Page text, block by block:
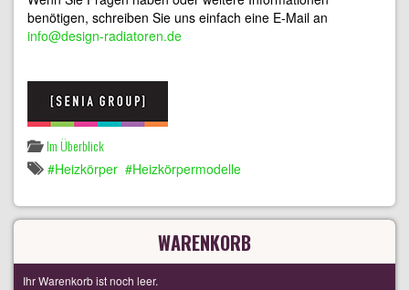
benötigen, schreiben Sie uns einfach eine E-Mail an
info@design-radiatoren.de
Im Überblick
Heizkörper Heizkörpermodelle
WARENKORB
Ihr Warenkorb ist noch leer.